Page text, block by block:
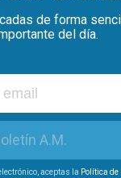
de forma
del día.
A.M.
aceptas la Política